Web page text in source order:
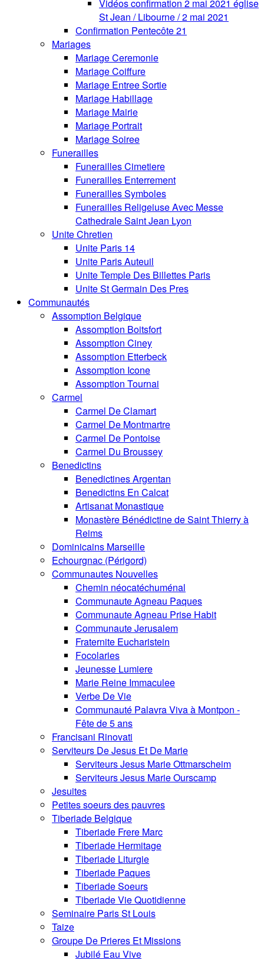
Vidéos confirmation 2 mai 2021 église
St Jean / Libourne / 2 mai 2021
Confirmation Pentecôte 21
Mariages
Mariage Ceremonie
Mariage Coiffure
Mariage Entree Sortie
Mariage Habillage
Mariage Mairie
Mariage Portrait
Mariage Soiree
Funerailles
Funerailles Cimetiere
Funerailles Enterrement
Funerailles Symboles
Funerailles Religeiuse Avec Messe
Cathedrale Saint Jean Lyon
Unite Chretien
Unite Paris 14
Unite Paris Auteuil
Unite Temple Des Billettes Paris
Unite St Germain Des Pres
Communautés
Assomption Belgique
Assomption Boitsfort
Assomption Ciney
Assomption Etterbeck
Assomption Icone
Assomption Tournai
Carmel
Carmel De Clamart
Carmel De Montmartre
Carmel De Pontoise
Carmel Du Broussey
Benedictins
Benedictines Argentan
Benedictins En Calcat
Artisanat Monastique
Monastère Bénédictine de Saint Thierry à
Reims
Dominicains Marseille
Echourgnac (Périgord)
Communautes Nouvelles
Chemin néocatéchuménal
Communaute Agneau Paques
Communaute Agneau Prise Habit
Communaute Jerusalem
Fraternite Eucharistein
Focolaries
Jeunesse Lumiere
Marie Reine Immaculee
Verbe De Vie
Communauté Palavra Viva à Montpon -
Fête de 5 ans
Francisani Rinovati
Serviteurs De Jesus Et De Marie
Serviteurs Jesus Marie Ottmarscheim
Serviteurs Jesus Marie Ourscamp
Jesuites
Petites soeurs des pauvres
Tiberiade Belgique
Tiberiade Frere Marc
Tiberiade Hermitage
Tiberiade Liturgie
Tiberiade Paques
Tiberiade Soeurs
Tiberiade Vie Quotidienne
Seminaire Paris St Louis
Taize
Groupe De Prieres Et Missions
Jubilé Eau Vive